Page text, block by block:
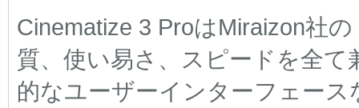
Cinematize 3 ProはMiraizon社
質、使い易さ、スピードを全
的なユーザーインターフェー